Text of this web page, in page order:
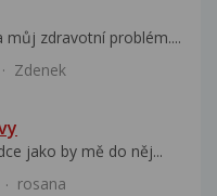
můj zdravotní problém....
Zdenek
jako by mě do něj...
rosana